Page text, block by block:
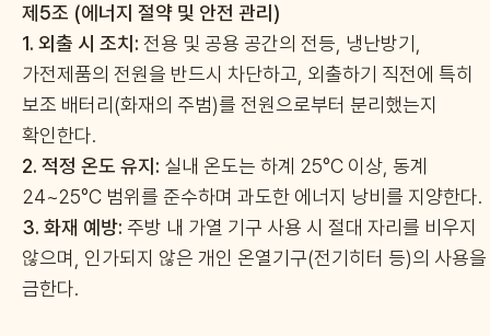
제5조 (에너지 절약 및 안전 관리)
1. 외출 시 조치: 전용 및 공용 공간의 전등, 냉난방기,
가전제품의 전원을 반드시 차단하고, 외출하기 직전에 특히
보조 배터리(화재의 주범)를 전원으로부터 분리했는지
확인한다.
2. 적정 온도 유지: 실내 온도는 하계 25°C 이상, 동계
24~25°C 범위를 준수하며 과도한 에너지 낭비를 지양한다.
3. 화재 예방: 주방 내 가열 기구 사용 시 절대 자리를 비우지
않으며, 인가되지 않은 개인 온열기구(전기히터 등)의 사용을
금한다.